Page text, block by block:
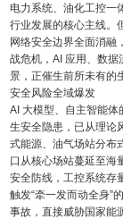
电力系统、油化工控一
行业发展的核心主线。
网络安全边界全面消融
战危机，AI 应用、数
景，正催生前所未有的
安全风险全域爆发
AI 大模型、自主智能
生安全隐患，已从理论
式能源、油气场站分布
口从核心场站蔓延至海
安全防线，工控系统存
触发“牵一发而动全身”
事故，直接威胁国家能